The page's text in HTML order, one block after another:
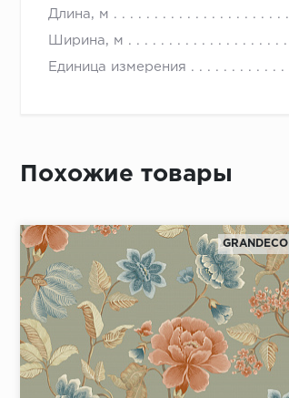
Длина, м
Ширина, м
Единица измерения
Похожие товары
GRANDECO